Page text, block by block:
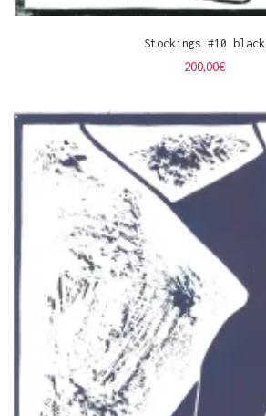
Stockings #10 black
200,00€